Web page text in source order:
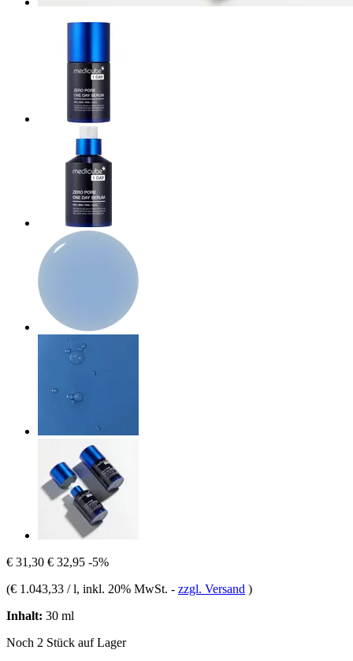
€ 31,30 € 32,95 -5%
(€ 1.043,33 / l, inkl. 20% MwSt. - zzgl. Versand )
Inhalt: 30 ml
Noch 2 Stück auf Lager